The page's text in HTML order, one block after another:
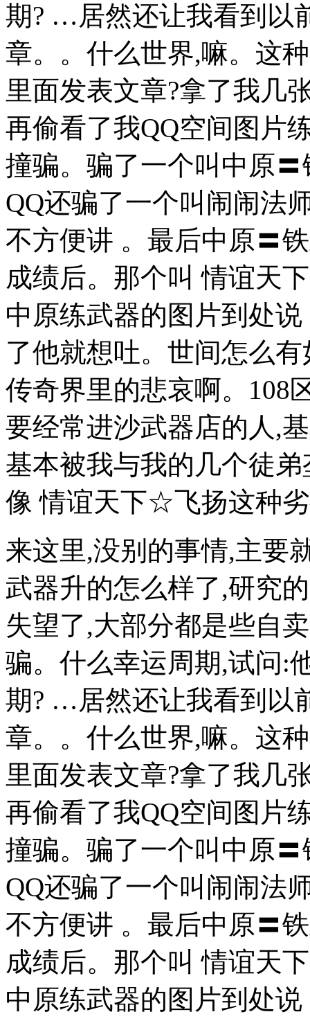
期? …居然还让我看到以
章。。什么世界,嘛。这
里面发表文章?拿了我几
再偷看了我QQ空间图片
撞骗。骗了一个叫中原
QQ还骗了一个叫闹闹法
不方便讲 。最后中原〓
成绩后。那个叫 情谊天
中原练武器的图片到处
了他就想吐。世间怎么
传奇界里的悲哀啊。108
要经常进沙武器店的人,
基本被我与我的几个徒
像 情谊天下☆飞扬这种
来这里,没别的事情,主要
武器升的怎么样了,研究
失望了,大部分都是些自
骗。什么幸运周期,试问:
期? …居然还让我看到以
章。。什么世界,嘛。这
里面发表文章?拿了我几
再偷看了我QQ空间图片
撞骗。骗了一个叫中原
QQ还骗了一个叫闹闹法
不方便讲 。最后中原〓
成绩后。那个叫 情谊天
中原练武器的图片到处